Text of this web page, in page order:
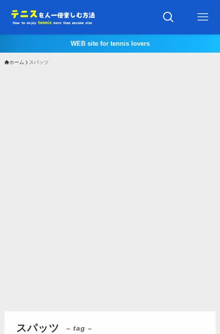
WEB site for tennis lovers
ホーム スパッツ
スパッツ – tag –